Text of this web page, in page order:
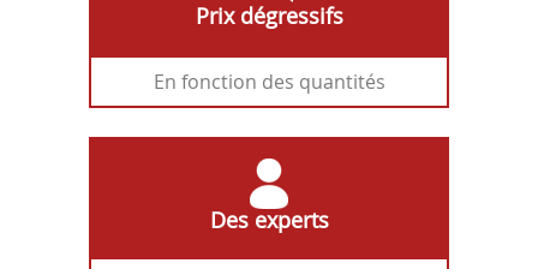
Prix dégressifs
En fonction des quantités
Des experts